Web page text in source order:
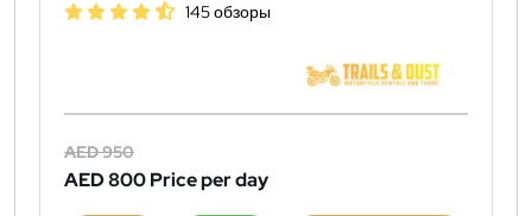
145 обзоры
AED 950
AED 800Price per day